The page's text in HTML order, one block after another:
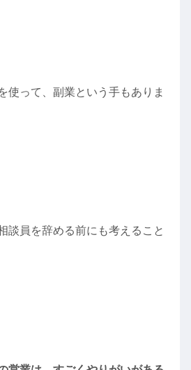
使って、副業という手もありま
談員を辞める前にも考えること